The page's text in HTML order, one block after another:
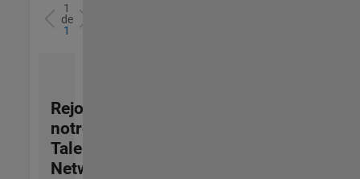
1
de
1
Rejoignez
notre
Talent
Network